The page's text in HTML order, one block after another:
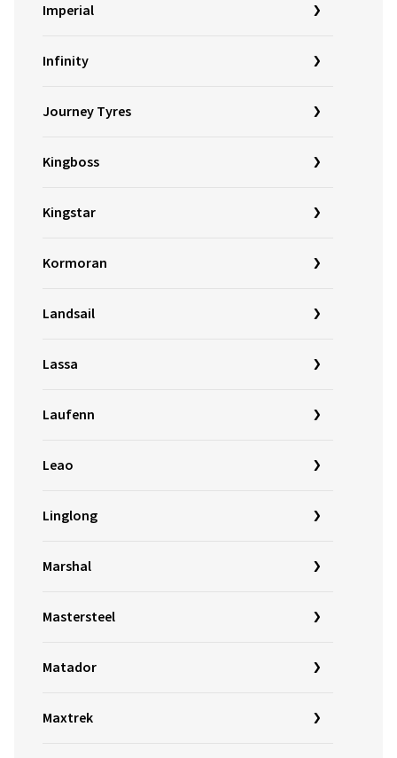
Imperial
Infinity
Journey Tyres
Kingboss
Kingstar
Kormoran
Landsail
Lassa
Laufenn
Leao
Linglong
Marshal
Mastersteel
Matador
Maxtrek